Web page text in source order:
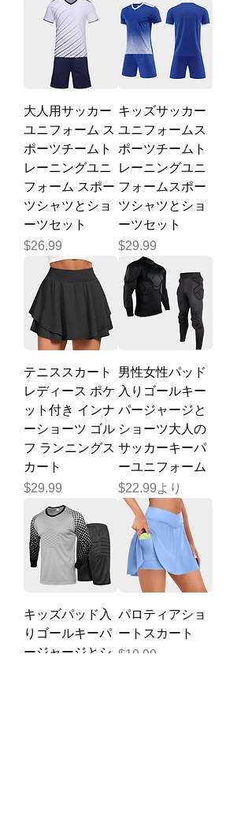
大人用サッカー
ユニフォーム ス
ポーツチームト
レーニングユニ
フォーム スポー
ツシャツとショ
ーツセット
価格
$26.99
キッズサッカー
ユニフォームス
ポーツチームト
レーニングユニ
フォームスポー
ツシャツとショ
ーツセット
価格
$29.99
テニススカート
レディース ポケ
ット付き インナ
ーショーツ ゴル
フ ランニングス
カート
価格
$29.99
男性女性パッド
入りゴールキー
パージャージと
ショーツ大人の
サッカーキーパ
ーユニフォーム
$22.99より
セール価格
キッズパッド入
りゴールキーパ
ージャージとシ
パロティアショ
ートスカート
価格
$19.99